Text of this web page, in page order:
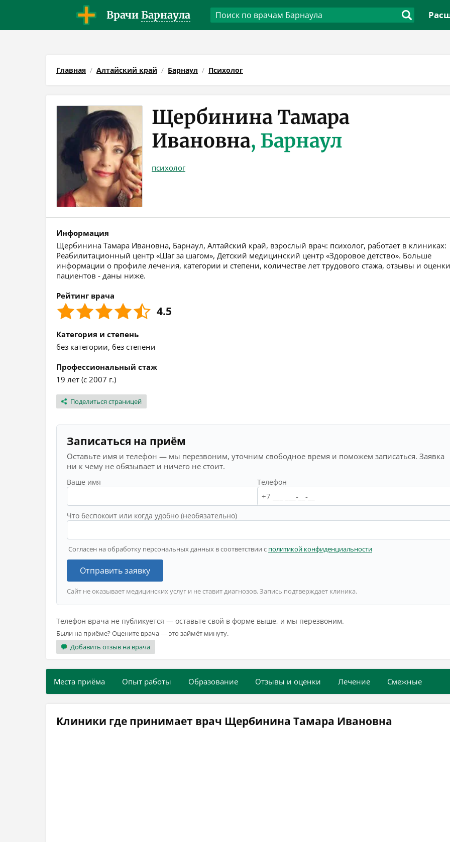
Врачи Барнаула
Главная Алтайский край Барнаул Психолог
Щербинина Тамара
Ивановна, Барнаул
психолог
Информация
Щербинина Тамара Ивановна, Барнаул, Алтайский край, взрослый врач: психолог, работает в клиниках:
Реабилитационный центр «Шаг за шагом», Детский медицинский центр «Здоровое детство». Больше
информации о профиле лечения, категории и степени, количестве лет трудового стажа, отзывы и оценки
пациентов - даны ниже.
Рейтинг врача
4.5
Категория и степень
без категории, без степени
Профессиональный стаж
19 лет (с 2007 г.)
Поделиться страницей
Записаться на приём
Оставьте имя и телефон — мы перезвоним, уточним свободное время и поможем записаться. Заявка
ни к чему не обязывает и ничего не стоит.
Ваше имя Телефон
Что беспокоит или когда удобно (необязательно)
Согласен на обработку персональных данных в соответствии с политикой конфиденциальности
Отправить заявку
Сайт не оказывает медицинских услуг и не ставит диагнозов. Запись подтверждает клиника.
Телефон врача не публикуется — оставьте свой в форме выше, и мы перезвоним.
Были на приёме? Оцените врача — это займёт минуту.
Добавить отзыв на врача
Места приёма Опыт работы Образование Отзывы и оценки Лечение Смежные
Клиники где принимает врач Щербинина Тамара Ивановна